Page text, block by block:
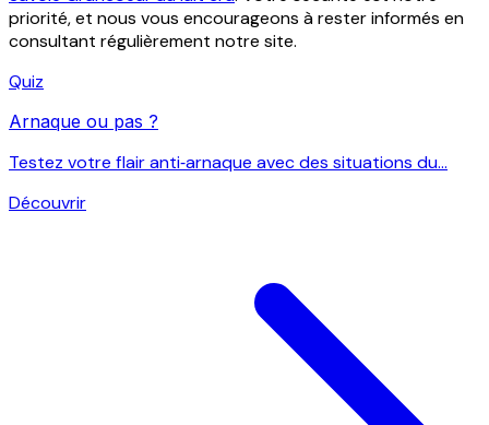
priorité, et nous vous encourageons à rester informés en
consultant régulièrement notre site.
Quiz
Arnaque ou pas ?
Testez votre flair anti‑arnaque avec des situations du...
Découvrir